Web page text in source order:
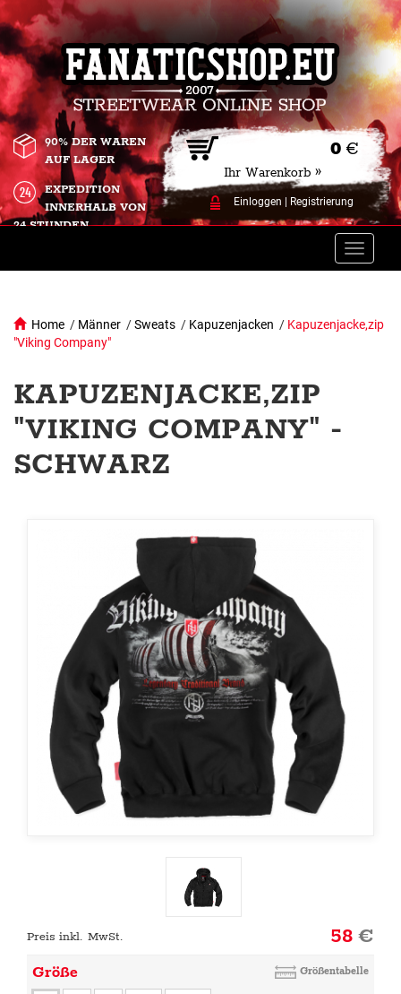
0 €
Ihr Warenkorb »
Einloggen Registrierung
90% DER WAREN
AUF LAGER
EXPEDITION
INNERHALB VON
24 STUNDEN.
Toggle
Home / Männer /Sweats / Kapuzenjacken / Kapuzenjacke,zip
"Viking Company"
KAPUZENJACKE,ZIP
"VIKING COMPANY" -
SCHWARZ
Preis inkl. MwSt. 58€
Größe Größentabelle